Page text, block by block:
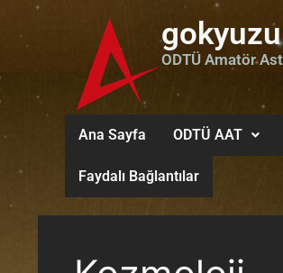
ODTÜ Amatör
Ana Sayfa ODTÜ AAT
Faydalı Bağlantılar